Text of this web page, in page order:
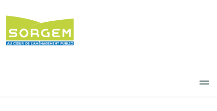
au
contenu
principal